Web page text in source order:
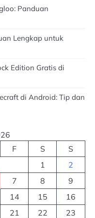
Panduan
Lengkap untuk
Edition Gratis di
di Android: Tip dan
F S
S
1
2
7 8
9
14 15
16
21 22
23